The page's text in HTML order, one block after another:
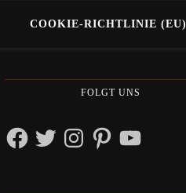
COOKIE-RICHTLINIE (EU)
FOLGT UNS
FacebookTwitterInstagramPinterestYouTube